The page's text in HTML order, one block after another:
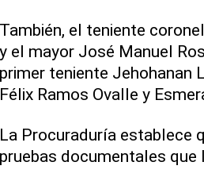
También, el teniente
y el mayor José Manuel
primer teniente Jehohanan
Félix Ramos Ovalle y
La Procuraduría establece
pruebas documentales que